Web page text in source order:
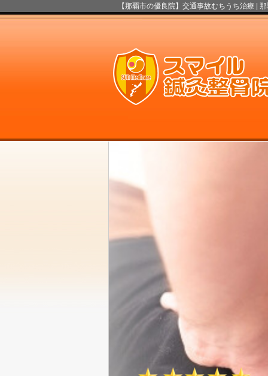
【那覇市の優良院】交通事故むちうち治療 |